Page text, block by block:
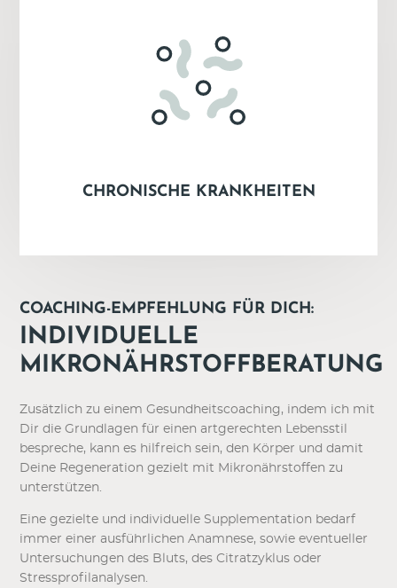
CHRONISCHE KRANKHEITEN
COACHING-EMPFEHLUNG FÜR DICH:
INDIVIDUELLE
MIKRONÄHRSTOFFBERATUNG
Zusätzlich zu einem Gesundheitscoaching, indem ich mit
Dir die Grundlagen für einen artgerechten Lebensstil
bespreche, kann es hilfreich sein, den Körper und damit
Deine Regeneration gezielt mit Mikronährstoffen zu
unterstützen.
Eine gezielte und individuelle Supplementation bedarf
immer einer ausführlichen Anamnese, sowie eventueller
Untersuchungen des Bluts, des Citratzyklus oder
Stressprofilanalysen.